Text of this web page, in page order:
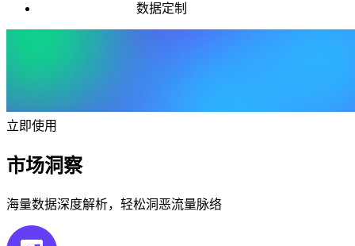
数据定制
立即使用
市场洞察
海量数据深度解析，轻松洞恶流量脉络